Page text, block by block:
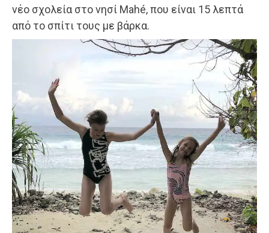
νέο σχολεία στο νησί Mahé, που είναι 15 λεπτά
από το σπίτι τους με βάρκα.